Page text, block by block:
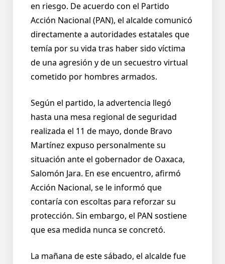
en riesgo. De acuerdo con el Partido
Acción Nacional (PAN), el alcalde comunicó
directamente a autoridades estatales que
temía por su vida tras haber sido víctima
de una agresión y de un secuestro virtual
cometido por hombres armados.
Según el partido, la advertencia llegó
hasta una mesa regional de seguridad
realizada el 11 de mayo, donde Bravo
Martínez expuso personalmente su
situación ante el gobernador de Oaxaca,
Salomón Jara. En ese encuentro, afirmó
Acción Nacional, se le informó que
contaría con escoltas para reforzar su
protección. Sin embargo, el PAN sostiene
que esa medida nunca se concretó.
La mañana de este sábado, el alcalde fue